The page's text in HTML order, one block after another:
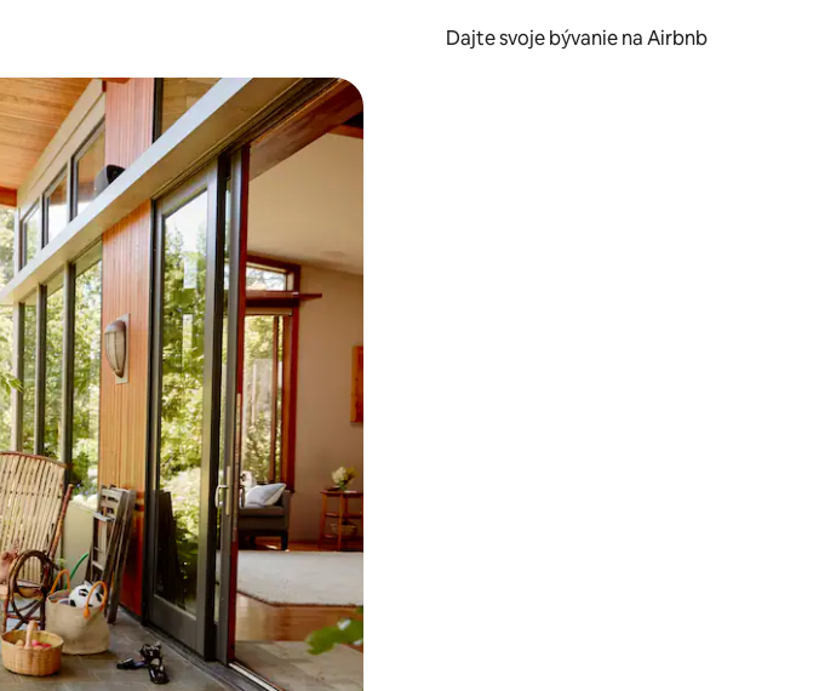
Dajte svoje bývanie na Airbnb
nahor a nadol alebo ich preskúmať pomocou dotykových gest či potiahnutia prstom.